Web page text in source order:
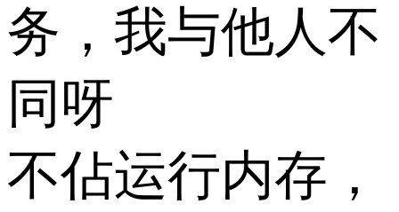
务，我与他人不
同呀
不佔运行内存，